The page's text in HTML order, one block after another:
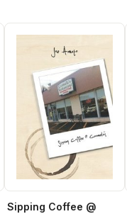
Sipping Coffee @